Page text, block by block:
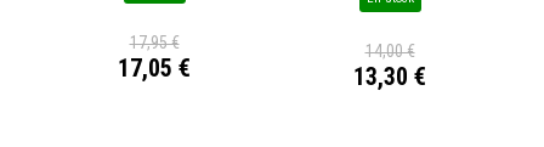
17,95 €
17,05 €
14,00 €
13,30 €